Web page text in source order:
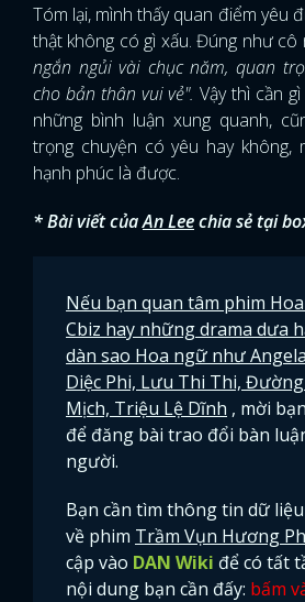
Tóm lại, mình thấy quan điểm yêu
thật không có gì xấu. Đúng như cô
ngắn ngủi vài chục năm, quan
cho bản thân vui vẻ". Vậy thì cần
những bình luận xung quanh,
trọng chuyện có yêu hay không,
hạnh phúc là được.
* Bài viết củaAn Leechia sẻ tại
Nếu bạn quan tâm phim
Cbiz hay những drama dưa
dàn sao Hoa ngữ như
Diệc Phi, Lưu Thi Thi,
Mịch, Triệu Lệ Dĩnh , mời bạn
để đăng bài trao đổi bàn
người.
Bạn cần tìm thông tin dữ
về phim Trầm Vụn Hương
cập vào DAN Wiki để có tất
nội dung bạn cần đấy: bấm